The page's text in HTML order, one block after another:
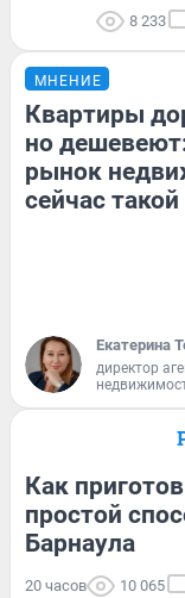
8 233
МНЕНИЕ
Квартиры
но
рынок
сейчас
Екатерина
директор
Как
простой
Барнаула
20 часов 10 065